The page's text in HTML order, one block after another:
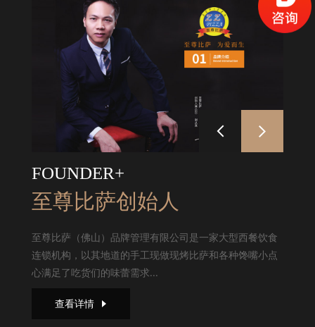
FOUNDER+
至尊比萨创始人
至尊比萨（佛山）品牌管理有限公司是一家大型西餐饮食
连锁机构，以其地道的手工现做现烤比萨和各种馋嘴小点
心满足了吃货们的味蕾需求...
查看详情